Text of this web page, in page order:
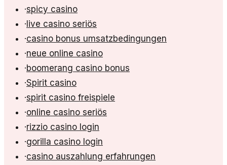
·spicy casino
· live casino seriös
·casino bonus umsatzbedingungen
·neue online casino
·boomerang casino bonus
·Spirit casino
·spirit casino freispiele
·online casino seriös
·rizzio casino login
·gorilla casino login
·casino auszahlung erfahrungen